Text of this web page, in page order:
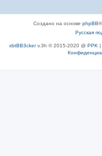
Создано на основе phpBB
Русская
xbtBB3ckerv.3h © 2015-2020 @ PPK |